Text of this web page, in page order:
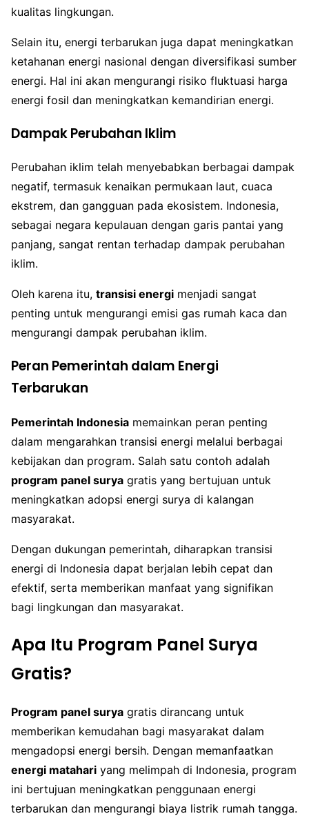
kualitas lingkungan.
Selain itu, energi terbarukan juga dapat meningkatkan
ketahanan energi nasional dengan diversifikasi sumber
energi. Hal ini akan mengurangi risiko fluktuasi harga
energi fosil dan meningkatkan kemandirian energi.
Dampak Perubahan Iklim
Perubahan iklim telah menyebabkan berbagai dampak
negatif, termasuk kenaikan permukaan laut, cuaca
ekstrem, dan gangguan pada ekosistem. Indonesia,
sebagai negara kepulauan dengan garis pantai yang
panjang, sangat rentan terhadap dampak perubahan
iklim.
Oleh karena itu, transisi energi menjadi sangat
penting untuk mengurangi emisi gas rumah kaca dan
mengurangi dampak perubahan iklim.
Peran Pemerintah dalam Energi
Terbarukan
Pemerintah Indonesia memainkan peran penting
dalam mengarahkan transisi energi melalui berbagai
kebijakan dan program. Salah satu contoh adalah
program panel surya gratis yang bertujuan untuk
meningkatkan adopsi energi surya di kalangan
masyarakat.
Dengan dukungan pemerintah, diharapkan transisi
energi di Indonesia dapat berjalan lebih cepat dan
efektif, serta memberikan manfaat yang signifikan
bagi lingkungan dan masyarakat.
Apa Itu Program Panel Surya
Gratis?
Program panel surya gratis dirancang untuk
memberikan kemudahan bagi masyarakat dalam
mengadopsi energi bersih. Dengan memanfaatkan
energi matahari yang melimpah di Indonesia, program
ini bertujuan meningkatkan penggunaan energi
terbarukan dan mengurangi biaya listrik rumah tangga.